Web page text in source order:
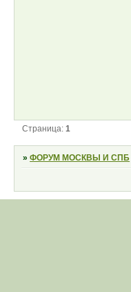
Страница:1
»ФОРУМ МОСКВЫ И СПБ